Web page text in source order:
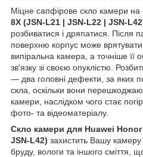
Міцне сапфірове скло камери
8X (JSN-L21 | JSN-L22 | JSN-
розбиватися і дряпатися. Після
поверхню корпус може
випіральна камера, а точніше її
зв'язку зі своєю опуклістю.
— два головні дефекти, за яких
скла, оскільки вони
камери, наслідком чого стає
фото- та відеоматеріалу.
Скло камери для Huawei
JSN-L42) захистить Вашу камеру
бруду, вологи та іншого сміття,